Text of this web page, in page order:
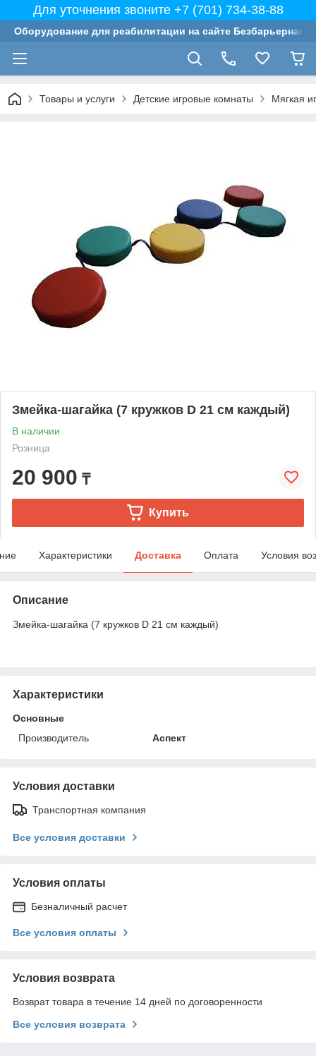
Для уточнения звоните +7 (701) 734-38-88
Оборудование для реабилитации на сайте Безбарьерная
Товары и услуги Детские игровые комнаты Мягкая
Змейка-шагайка (7 кружков D 21 см каждый)
В наличии
Розница
20 900 ₸
Купить
Характеристики Доставка Оплата Условия
Описание
Змейка-шагайка (7 кружков D 21 см каждый)
Характеристики
Основные
Производитель
Аспект
Условия доставки
Транспортная компания
Все условия доставки
Условия оплаты
Безналичный расчет
Все условия оплаты
Условия возврата
Возврат товара в течение 14 дней по договоренности
Все условия возврата